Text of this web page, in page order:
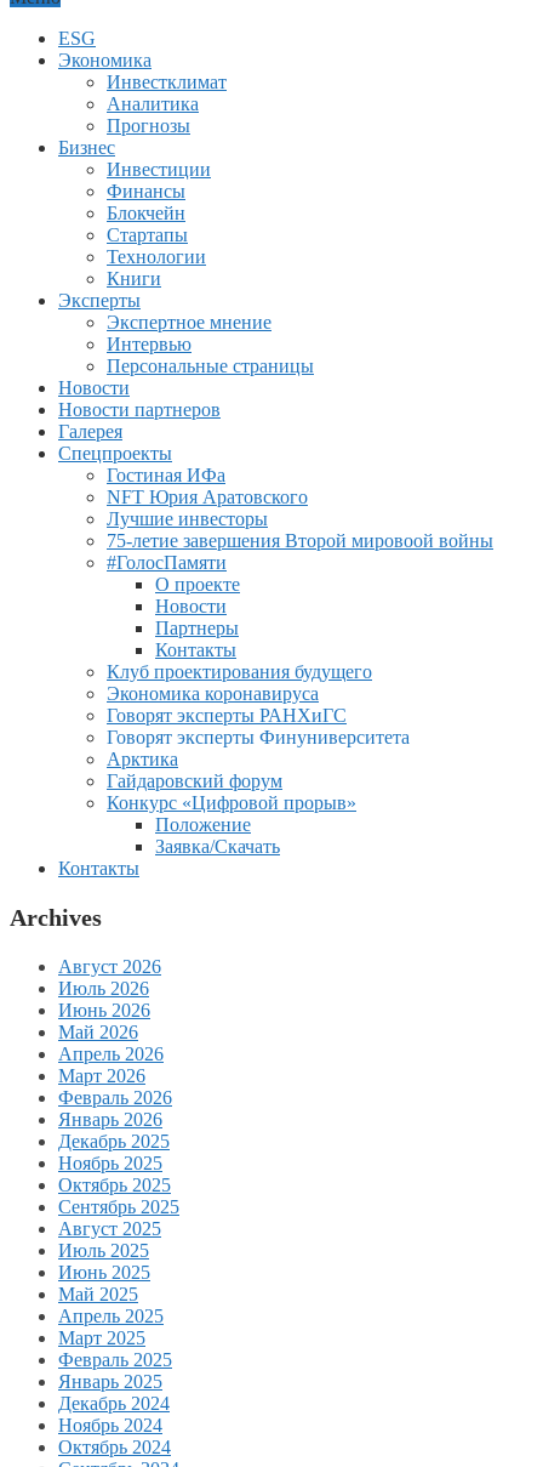
ESG
Экономика
Инвестклимат
Аналитика
Прогнозы
Бизнес
Инвестиции
Финансы
Блокчейн
Стартапы
Технологии
Книги
Эксперты
Экспертное мнение
Интервью
Персональные страницы
Новости
Новости партнеров
Галерея
Спецпроекты
Гостиная ИФа
NFT Юрия Аратовского
Лучшие инвесторы
75-летие завершения Второй мировоой войны
#ГолосПамяти
О проекте
Новости
Партнеры
Контакты
Клуб проектирования будущего
Экономика коронавируса
Говорят эксперты РАНХиГС
Говорят эксперты Финуниверситета
Арктика
Гайдаровский форум
Конкурс «Цифровой прорыв»
Положение
Заявка/Скачать
Контакты
Archives
Август 2026
Июль 2026
Июнь 2026
Май 2026
Апрель 2026
Март 2026
Февраль 2026
Январь 2026
Декабрь 2025
Ноябрь 2025
Октябрь 2025
Сентябрь 2025
Август 2025
Июль 2025
Июнь 2025
Май 2025
Апрель 2025
Март 2025
Февраль 2025
Январь 2025
Декабрь 2024
Ноябрь 2024
Октябрь 2024